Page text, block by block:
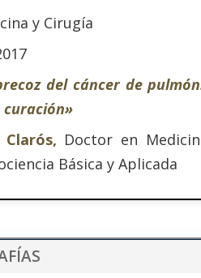
y Cirugía
del cáncer de
Doctor en
Básica y Aplicada